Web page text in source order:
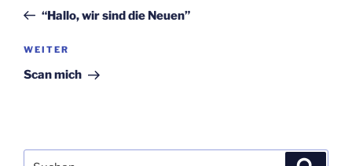
Beitrag
“Hal­lo, wir sind die Neuen”
Nächster
Beitrag
WEITER
Scan mich